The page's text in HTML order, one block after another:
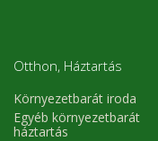
Otthon, Háztartás
Környezetbarát iroda
Egyéb környezetbarát
háztartás